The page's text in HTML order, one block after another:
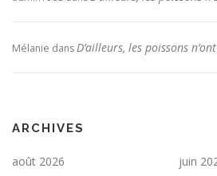
Mélanie dansD’ailleurs, les poissons
ARCHIVES
août 2026
juin